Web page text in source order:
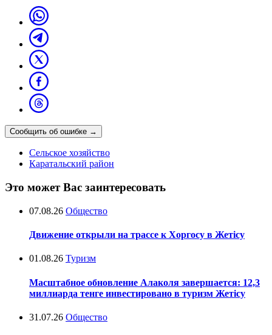
Сообщить об ошибке →
Сельское хозяйство
Каратальский район
Это может Вас заинтересовать
07.08.26 Общество
Движение открыли на трассе к Хоргосу в Жетісу
01.08.26 Туризм
Масштабное обновление Алаколя завершается: 12,3
миллиарда тенге инвестировано в туризм Жетісу
31.07.26 Общество